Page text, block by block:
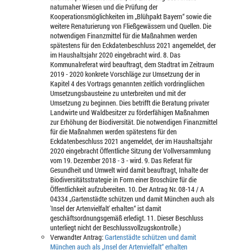
naturnaher Wiesen und die Prüfung der
Kooperationsmöglichkeiten im „Blühpakt Bayern“ sowie die
weitere Renaturierung von Fließgewässern und Quellen. Die
notwendigen Finanzmittel für die Maßnahmen werden
spätestens für den Eckdatenbeschluss 2021 angemeldet, der
im Haushaltsjahr 2020 eingebracht wird. 8. Das
Kommunalreferat wird beauftragt, dem Stadtrat im Zeitraum
2019 - 2020 konkrete Vorschläge zur Umsetzung der in
Kapitel 4 des Vortrags genannten zeitlich vordringliichen
Umsetzungsbausteine zu unterbreiten und mit der
Umsetzung zu beginnen. Dies betrifft die Beratung privater
Landwirte und Waldbesitzer zu förderfähigen Maßnahmen
zur Erhöhung der Biodiversität. Die notwendigen Finanzmittel
für die Maßnahmen werden spätestens für den
Eckdatenbeschluss 2021 angemeldet, der im Haushaltsjahr
2020 eingebracht Öffentliche Sitzung der Vollversammlung
vom 19. Dezember 2018 - 3 - wird. 9. Das Referat für
Gesundheit und Umwelt wird damit beauftragt, Inhalte der
Biodiversitätsstrategie in Form einer Broschüre für die
Öffentlichkeit aufzubereiten. 10. Der Antrag Nr. 08-14 / A
04334 „Gartenstädte schützen und damit München auch als
'Insel der Artenvielfalt' erhalten“ ist damit
geschäftsordnungsgemäß erledigt. 11. Dieser Beschluss
unterliegt nicht der Beschlussvollzugskontrolle.)
Verwandter Antrag:Gartenstädte schützen und damit
München auch als „Insel der Artenvielfalt“ erhalten